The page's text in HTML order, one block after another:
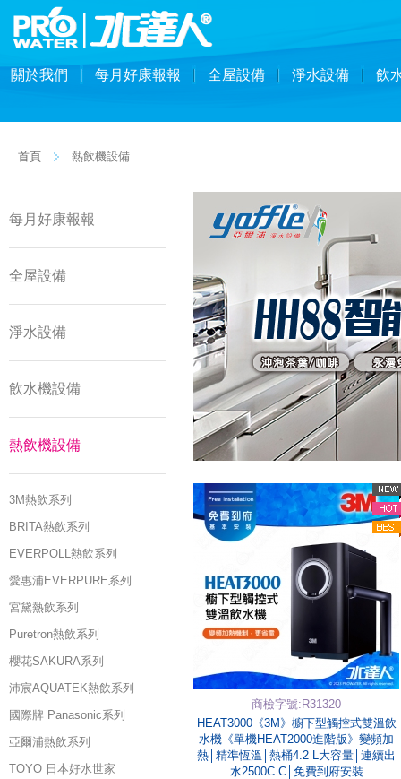
關於我們 每月好康報報 全屋設備 淨水設備 飲
首頁 熱飲機設備
每月好康報報
全屋設備
淨水設備
飲水機設備
熱飲機設備
3M熱飲系列
BRITA熱飲系列
EVERPOLL熱飲系列
愛惠浦EVERPURE系列
宮黛熱飲系列
Puretron熱飲系列
櫻花SAKURA系列
沛宸AQUATEK熱飲系列
國際牌 Panasonic系列
亞爾浦熱飲系列
TOYO 日本好水世家
商檢字號:R31320
HEAT3000《3M》櫥下型觸控式雙溫飲
水機《單機HEAT2000進階版》變頻加
熱│精準恆溫│熱桶4.2 L大容量│連續出
水2500C.C│免費到府安裝